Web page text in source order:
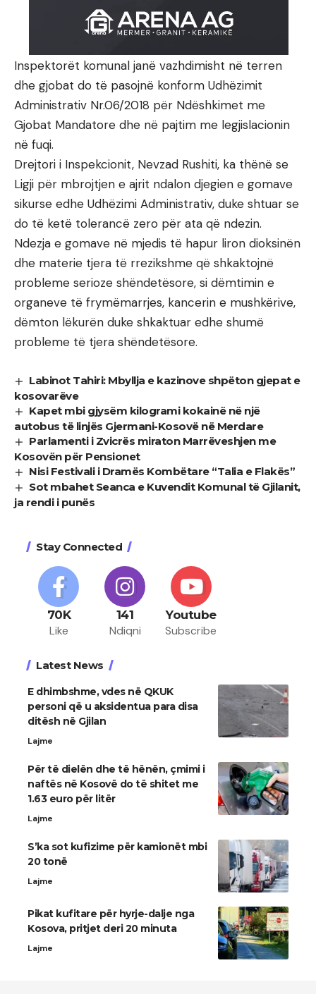
Inspektorët komunal janë vazhdimisht në terren
dhe gjobat do të pasojnë konform Udhëzimit
Administrativ Nr.06/2018 për Ndëshkimet me
Gjobat Mandatore dhe në pajtim me legjislacionin
në fuqi.
Drejtori i Inspekcionit, Nevzad Rushiti, ka thënë se
Ligji për mbrojtjen e ajrit ndalon djegien e gomave
sikurse edhe Udhëzimi Administrativ, duke shtuar se
do të ketë tolerancë zero për ata që ndezin.
Ndezja e gomave në mjedis të hapur liron dioksinën
dhe materie tjera të rrezikshme që shkaktojnë
probleme serioze shëndetësore, si dëmtimin e
organeve të frymëmarrjes, kancerin e mushkërive,
dëmton lëkurën duke shkaktuar edhe shumë
probleme të tjera shëndetësore.
Labinot Tahiri: Mbyllja e kazinove shpëton gjepat e
kosovarëve
Kapet mbi gjysëm kilogrami kokainë në një
autobus të linjës Gjermani-Kosovë në Merdare
Parlamenti i Zvicrës miraton Marrëveshjen me
Kosovën për Pensionet
Nisi Festivali i Dramës Kombëtare “Talia e Flakës”
Sot mbahet Seanca e Kuvendit Komunal të Gjilanit,
ja rendi i punës
Stay Connected
70K
Like
141
Ndiqni
Youtube
Subscribe
Latest News
E dhimbshme, vdes në QKUK
personi që u aksidentua para disa
ditësh në Gjilan
Lajme
Për të dielën dhe të hënën, çmimi i
naftës në Kosovë do të shitet me
1.63 euro për litër
Lajme
S’ka sot kufizime për kamionët mbi
20 tonë
Lajme
Pikat kufitare për hyrje-dalje nga
Kosova, pritjet deri 20 minuta
Lajme